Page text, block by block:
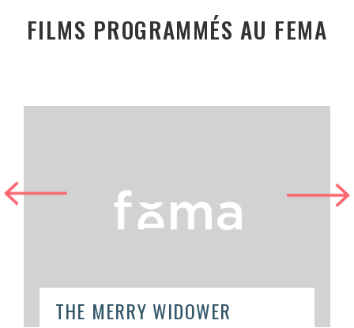
FILMS PROGRAMMÉS AU FEMA
THE MERRY WIDOWER